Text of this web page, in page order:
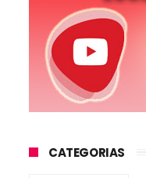
CATEGORIAS